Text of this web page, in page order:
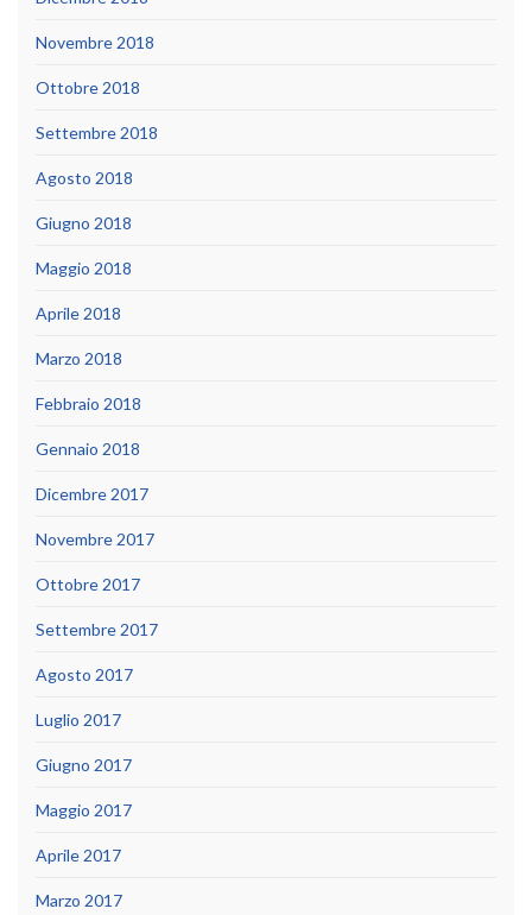
Novembre 2018
Ottobre 2018
Settembre 2018
Agosto 2018
Giugno 2018
Maggio 2018
Aprile 2018
Marzo 2018
Febbraio 2018
Gennaio 2018
Dicembre 2017
Novembre 2017
Ottobre 2017
Settembre 2017
Agosto 2017
Luglio 2017
Giugno 2017
Maggio 2017
Aprile 2017
Marzo 2017